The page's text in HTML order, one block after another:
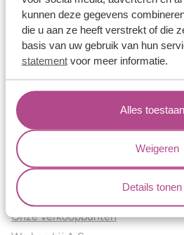
kunnen deze gegevens
die u aan ze heeft verstrekt of die
basis van uw gebruik van hun
statementvoor meer informatie.
Alles toestaan
Weigeren
Details tonen
Historie
Certificaten
Blogs
Jouw voordelen
Conflictvrije Materialen
Oneindig veel mogelijkheden
Kwaliteit
Juweliers & Contact
Onze verkooppunten